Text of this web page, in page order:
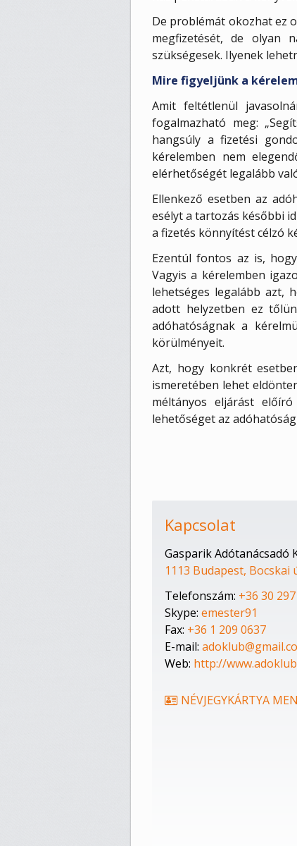
De problémát okozhat ez
megfizetését, de olyan
szükségesek. Ilyenek
Mire figyeljünk a
Amit feltétlenül
fogalmazható meg:
hangsúly a fizetési
kérelemben nem
elérhetőségét legalább
Ellenkező esetben az
esélyt a tartozás későbbi
a fizetés könnyítést célzó
Ezentúl fontos az is,
Vagyis a kérelemben
lehetséges legalább azt,
adott helyzetben ez
adóhatóságnak a
körülményeit.
Azt, hogy konkrét
ismeretében lehet
méltányos eljárást
lehetőséget az
Kapcsolat
Gasparik Adótanácsadó
1113 Budapest, Bocskai
Telefonszám: +36 30
Skype: emester91
Fax: +36 1 209 0637
E-mail:
Web: http://
NÉVJEGYKÁRTYA